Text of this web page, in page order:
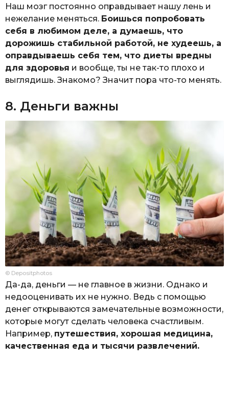
Наш мозг постоянно оправдывает нашу лень и
нежелание меняться. Боишься попробовать
себя в любимом деле, а думаешь, что
дорожишь стабильной работой, не худеешь, а
оправдываешь себя тем, что диеты вредны
для здоровья и вообще, ты не так-то плохо и
выглядишь. Знакомо? Значит пора что-то менять.
8. Деньги важны
© Depositphotos
Да-да, деньги — не главное в жизни. Однако и
недооценивать их не нужно. Ведь с помощью
денег открываются замечательные возможности,
которые могут сделать человека счастливым.
Например, путешествия, хорошая медицина,
качественная еда и тысячи развлечений.